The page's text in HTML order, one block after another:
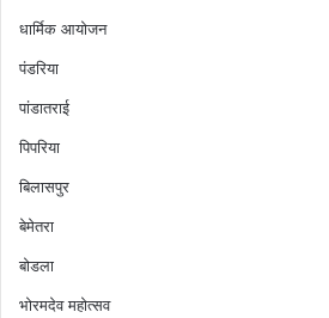
धार्मिक आयोजन
पंडरिया
पांडातराई
पिपरिया
बिलासपुर
बेमेतरा
बोडला
भोरमदेव महोत्सव